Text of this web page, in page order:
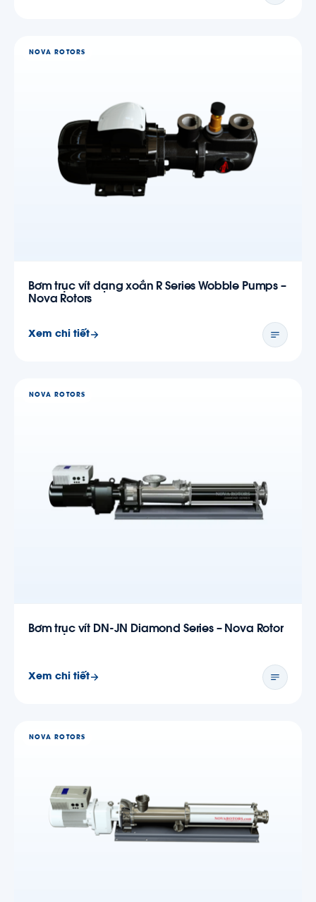
NOVA ROTORS
Bơm trục vít dạng xoắn R Series Wobble Pumps –
Nova Rotors
Xem chi tiết
NOVA ROTORS
Bơm trục vít DN-JN Diamond Series – Nova Rotor
Xem chi tiết
NOVA ROTORS